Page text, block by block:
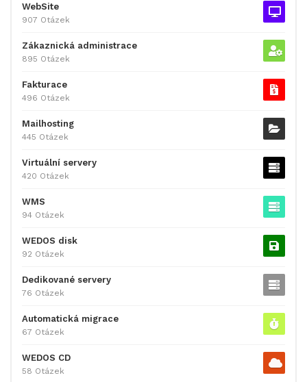
WebSite
907 Otázek
Zákaznická administrace
895 Otázek
Fakturace
496 Otázek
Mailhosting
445 Otázek
Virtuální servery
420 Otázek
WMS
94 Otázek
WEDOS disk
92 Otázek
Dedikované servery
76 Otázek
Automatická migrace
67 Otázek
WEDOS CD
58 Otázek